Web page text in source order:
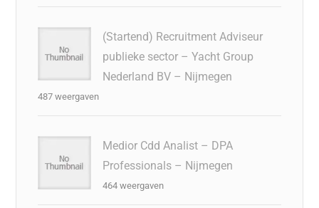
(Startend) Recruitment Adviseur
publieke sector – Yacht Group
Nederland BV – Nijmegen
487 weergaven
Medior Cdd Analist – DPA
Professionals – Nijmegen
464 weergaven